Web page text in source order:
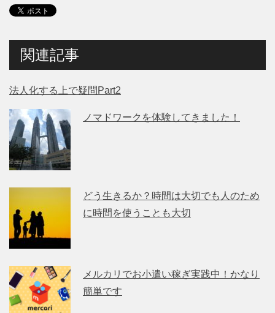
関連記事
法人化する上で疑問Part2
ノマドワークを体験してきました！
どう生きるか？時間は大切でも人のため
に時間を使うことも大切
メルカリでお小遣い稼ぎ実践中！かなり
簡単です